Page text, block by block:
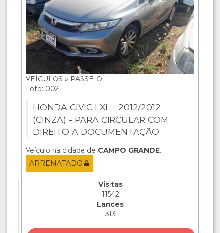
VEÍCULOS » PASSEIO
Lote: 002
HONDA CIVIC LXL - 2012/2012
(CINZA) - PARA CIRCULAR COM
DIREITO A DOCUMENTAÇÃO
Veículo na cidade de CAMPO GRANDE.
ARREMATADO
Visitas
11542
Lances
313